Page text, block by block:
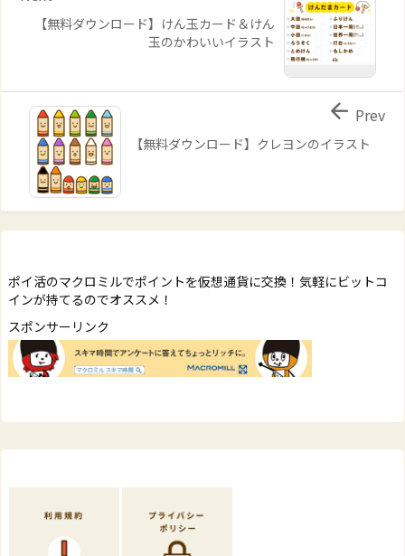
【無料ダウンロード】けん玉カード＆けん
玉のかわいいイラスト
【無料ダウンロード】クレヨンのイラスト
 Prev
ポイ活のマクロミルでポイントを仮想通貨に交換！気軽にビットコ
インが持てるのでオススメ！
スポンサーリンク